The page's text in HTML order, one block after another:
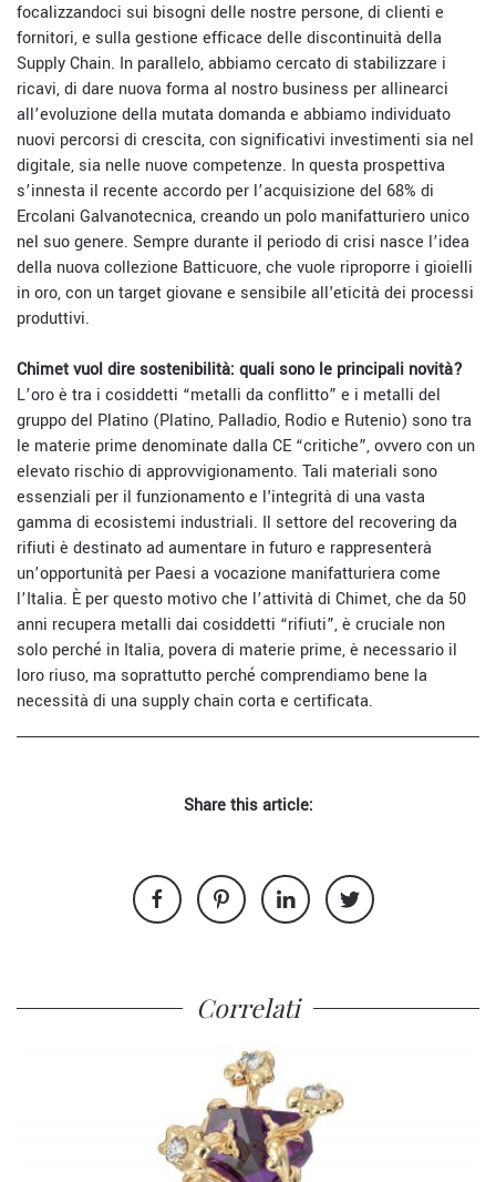
focalizzandoci sui bisogni delle nostre persone, di clienti e
fornitori, e sulla gestione efficace delle discontinuità della
Supply Chain. In parallelo, abbiamo cercato di stabilizzare i
ricavi, di dare nuova forma al nostro business per allinearci
all’evoluzione della mutata domanda e abbiamo individuato
nuovi percorsi di crescita, con significativi investimenti sia nel
digitale, sia nelle nuove competenze. In questa prospettiva
s’innesta il recente accordo per l’acquisizione del 68% di
Ercolani Galvanotecnica, creando un polo manifatturiero unico
nel suo genere. Sempre durante il periodo di crisi nasce l’idea
della nuova collezione Batticuore, che vuole riproporre i gioielli
in oro, con un target giovane e sensibile all'eticità dei processi
produttivi.
Chimet vuol dire sostenibilità: quali sono le principali novità?
L’oro è tra i cosiddetti “metalli da conflitto” e i metalli del
gruppo del Platino (Platino, Palladio, Rodio e Rutenio) sono tra
le materie prime denominate dalla CE “critiche”, ovvero con un
elevato rischio di approvvigionamento. Tali materiali sono
essenziali per il funzionamento e l'integrità di una vasta
gamma di ecosistemi industriali. Il settore del recovering da
rifiuti è destinato ad aumentare in futuro e rappresenterà
un’opportunità per Paesi a vocazione manifatturiera come
l’Italia. È per questo motivo che l’attività di Chimet, che da 50
anni recupera metalli dai cosiddetti “rifiuti”, è cruciale non
solo perché in Italia, povera di materie prime, è necessario il
loro riuso, ma soprattutto perché comprendiamo bene la
necessità di una supply chain corta e certificata.
Share this article:
Correlati